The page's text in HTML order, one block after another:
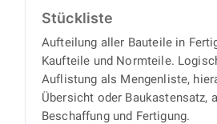
Stückliste
Aufteilung aller Bauteile in
Kaufteile und Normteile.
Auflistung als Mengenliste,
Übersicht oder Baukastensatz,
Beschaffung und Fertigung.